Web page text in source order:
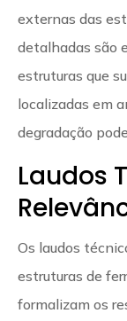
externas das
detalhadas são
estruturas que
localizadas em
degradação
Laudos
Os laudos
estruturas de
formalizam os